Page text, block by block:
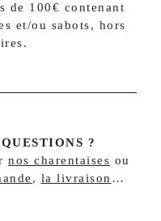
de 100€ contenant
et/ou sabots, hors
?
nos charentaises ou
, la livraison …